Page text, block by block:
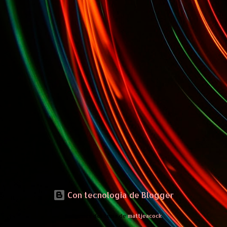
Con tecnología de Blogger
Imágenes del tema demattjeacock